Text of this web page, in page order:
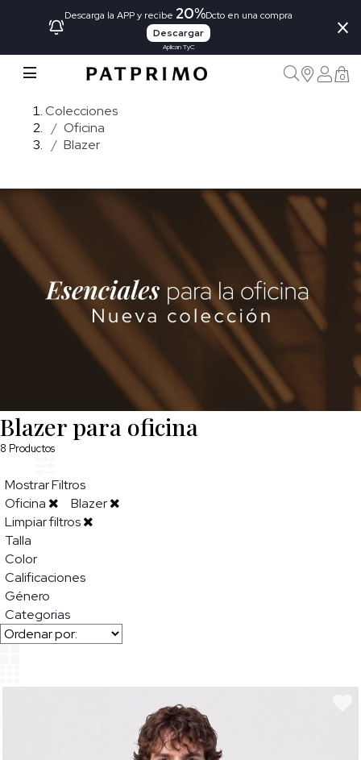
Descarga la APP y recibe 20%Dcto en una compra
Descargar
Aplican TyC
×
0
Colecciones
Oficina
Blazer
Blazer para oficina
8 Productos
Mostrar Filtros
Oficina
Blazer
Limpiar filtros
Talla
Color
Calificaciones
Género
Categorias